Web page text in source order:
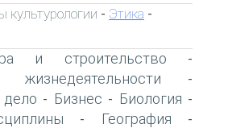
- Этика -
и строительство -
жизнедеятельности -
дело - Бизнес - Биология -
- География -